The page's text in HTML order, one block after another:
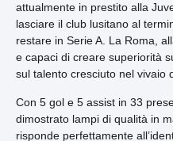
attualmente in prestito alla
lasciare il club lusitano al
restare in Serie A. La Roma,
e capaci di creare superiorità
sul talento cresciuto nel vivaio
Con 5 gol e 5 assist in 33
dimostrato lampi di qualità in
risponde perfettamente